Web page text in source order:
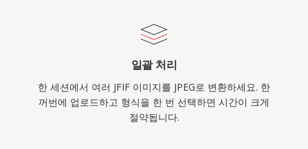
일괄 처리
한 세션에서 여러 JFIF 이미지를 JPEG로 변환하세요. 한
꺼번에 업로드하고 형식을 한 번 선택하면 시간이 크게
절약됩니다.